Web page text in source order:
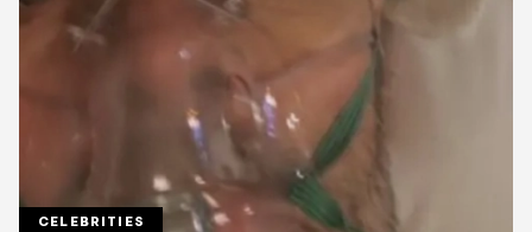
CELEBRITIES